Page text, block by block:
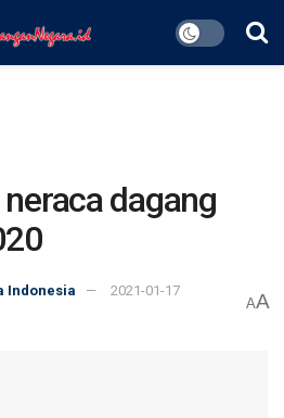
dagang
Indonesia
2021-01-17
AA